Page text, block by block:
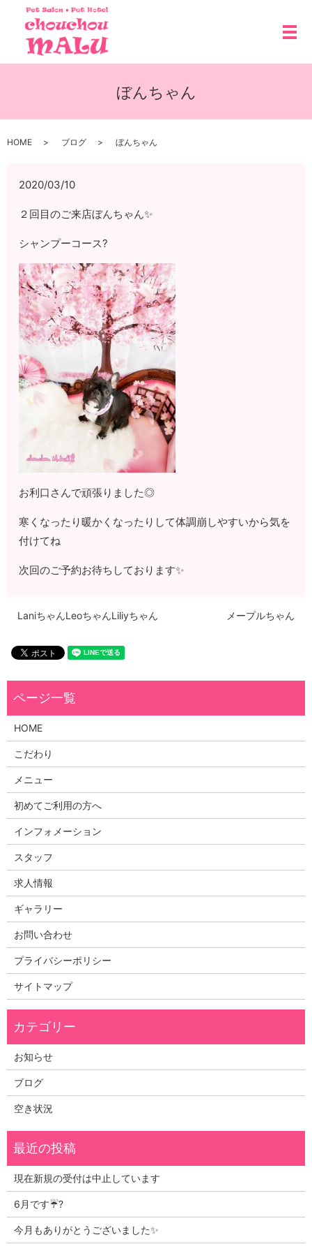
メ
ぼんちゃん
HOME ブログ ぼんちゃん
2020/03/10
２回目のご来店ぼんちゃん✨
シャンプーコース?
お利口さんで頑張りました◎
寒くなったり暖かくなったりして体調崩しやすいから気を
付けてね
次回のご予約お待ちしております✨
LaniちゃんLeoちゃんLiliyちゃん メープルちゃん
HOME
こだわり
メニュー
初めてご利用の方へ
インフォメーション
スタッフ
求人情報
ギャラリー
お問い合わせ
プライバシーポリシー
サイトマップ
お知らせ
ブログ
空き状況
現在新規の受付は中止しています
6月です☔?
今月もありがとうございました✨